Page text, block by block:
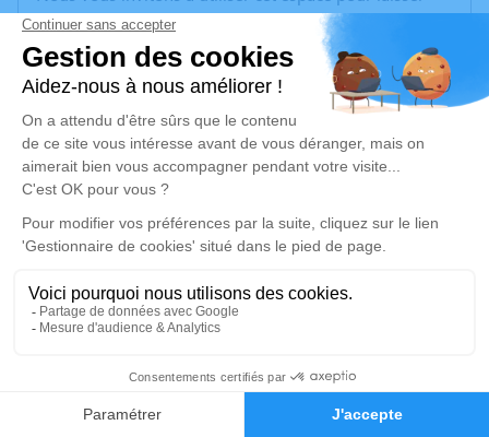
Faire-part Hommages
vos condoléances, partager des photos souvenirs, une
anecdote ou exprimer vos pensées à travers des
poèmes ou des textes. Cet endroit est un lieu
d'expression dédié à honorer la mémoire de Jean-
Louis DROUIN.
Un service de plantation d’arbre hommage est
disponible ici.
Je rends hommage
Cérémonie religieuse
Crématorium de Canet-en-Roussillon
196 Avenue de Perpignan